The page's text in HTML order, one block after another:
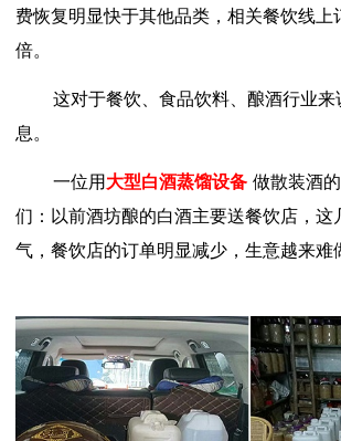
费恢复明显快于其他品类，相关餐饮线上
倍。
这对于餐饮、食品饮料、酿酒行业来
息。
一位用 大型白酒蒸馏设备 做散装酒
们：以前酒坊酿的白酒主要送餐饮店，这
气，餐饮店的订单明显减少，生意越来难